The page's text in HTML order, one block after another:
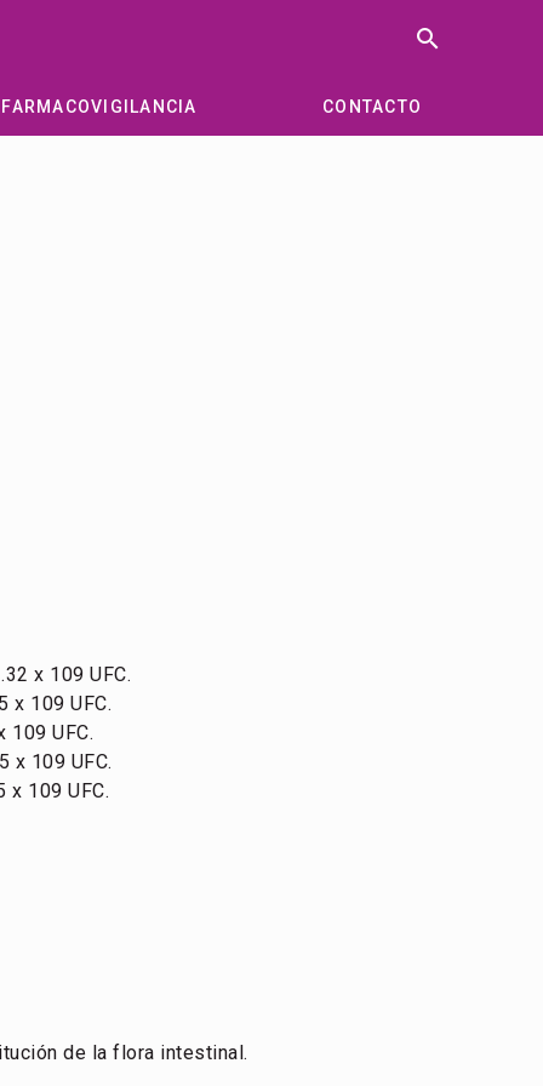
search
FARMACOVIGILANCIA CONTACTO
x 109 UFC.
x 109 UFC.
109 UFC.
x 109 UFC.
x 109 UFC.
de la flora intestinal.